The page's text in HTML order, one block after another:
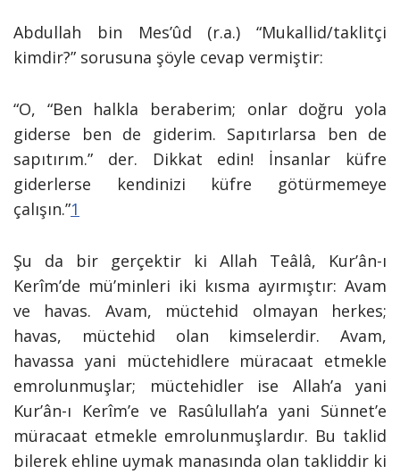
Abdullah bin Mes’ûd (r.a.) “Mukallid/taklitçi
kimdir?” sorusuna şöyle cevap vermiştir:
“O, “Ben halkla beraberim; onlar doğru yola
giderse ben de giderim. Sapıtırlarsa ben de
sapıtırım.” der. Dikkat edin! İnsanlar küfre
giderlerse kendinizi küfre götürmemeye
çalışın.”1
Şu da bir gerçektir ki Allah Teâlâ, Kur’ân-ı
Kerîm’de mü’minleri iki kısma ayırmıştır: Avam
ve havas. Avam, müctehid olmayan herkes;
havas, müctehid olan kimselerdir. Avam,
havassa yani müctehidlere müracaat etmekle
emrolunmuşlar; müctehidler ise Allah’a yani
Kur’ân-ı Kerîm’e ve Rasûlullah’a yani Sünnet’e
müracaat etmekle emrolunmuşlardır. Bu taklid
bilerek ehline uymak manasında olan takliddir ki